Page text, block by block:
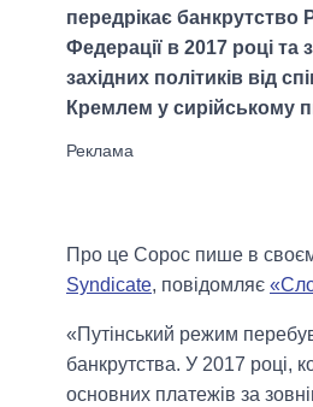
передрікає банкрутство
Федерації в 2017 році та
західних політиків від
Кремлем у сирійському
Про це Сорос пише в
Syndicate, повідомляє
«Путінський режим
банкрутства. У 2017 році,
основних платежів за